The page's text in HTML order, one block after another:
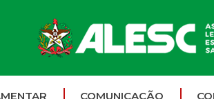
COMUNICAÇÃO